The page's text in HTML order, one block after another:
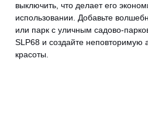
выключить, что делает его
использовании. Добавьте
или парк с уличным садово-
SLP68 и создайте неповторимую
красоты.